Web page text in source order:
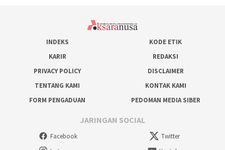
INDEKS
KODE ETIK
KARIR
REDAKSI
PRIVACY POLICY
DISCLAIMER
TENTANG KAMI
KONTAK KAMI
FORM PENGADUAN
PEDOMAN MEDIA SIBER
JARINGAN SOCIAL
Facebook
Twitter